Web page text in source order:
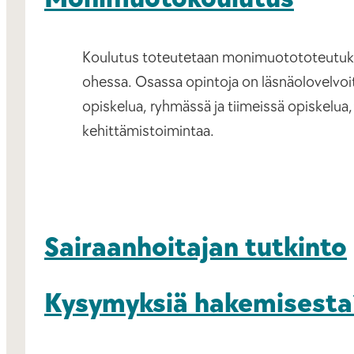
Koulutus toteutetaan
ohessa. Osassa opintoja on
opiskelua, ryhmässä ja tiimeissä
kehittämistoimintaa.
Sairaanhoitajan tutkinto
Kysymyksiä